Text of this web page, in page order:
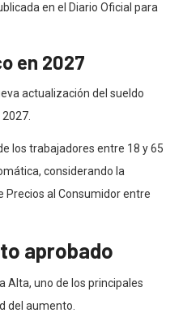
en el Diario Oficial para
en 2027
actualización del sueldo
los trabajadores entre 18 y 65
considerando la
Precios al Consumidor entre
aprobado
Alta, uno de los principales
del aumento.